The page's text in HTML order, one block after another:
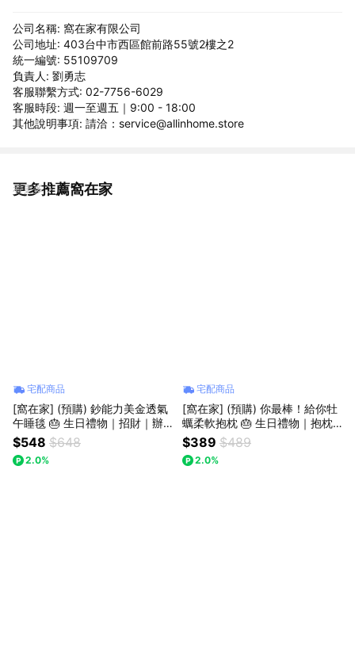
公司名稱: 窩在家有限公司
公司地址: 403台中市西區館前路55號2樓之2
統一編號: 55109709
負責人: 劉勇志
客服聯繫方式: 02-7756-6029
客服時段: 週一至週五｜9:00 - 18:00
其他說明事項: 請洽：service@allinhome.store
更多推薦窩在家
看更多
宅配商品
[窩在家] (預購) 鈔能力美金透氣
午睡毯 🎂 生日禮物｜招財｜辦
公室｜開運納福｜毯子｜實用｜
升遷升職｜喬遷｜開業開店｜同
事｜上班族｜獅子座｜七夕禮物
$548 $648
2.0%
宅配商品
[窩在家] (預購) 你最棒！給你牡
蠣柔軟抱枕 🎂 生日禮物｜抱枕
｜娃娃｜療癒｜獅子座｜七夕禮
物｜父親節
$389 $489
2.0%